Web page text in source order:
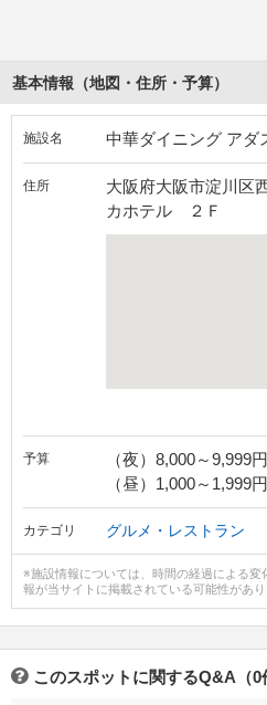
基本情報（地図・住所・予算）
施設名 中華ダイニング アダ
住所
大阪府大阪市淀川区
カホテル ２Ｆ
予算
（夜）8,000～9,999円
（昼）1,000～1,999円
カテゴリ グルメ・レストラン
※施設情報については、時間の経過による
報が当サイトに掲載されている可能性があり
このスポットに関するQ&A（0